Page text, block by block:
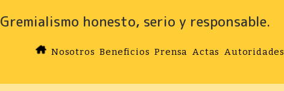
Gremialismo honesto, serio y responsable.
Nosotros Beneficios Prensa Actas Autoridades